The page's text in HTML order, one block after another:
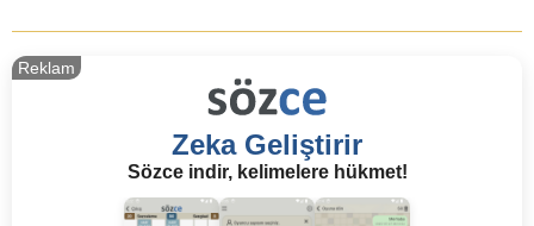
Zeka Geliştirir
Sözce indir, kelimelere hükmet!
Reklam